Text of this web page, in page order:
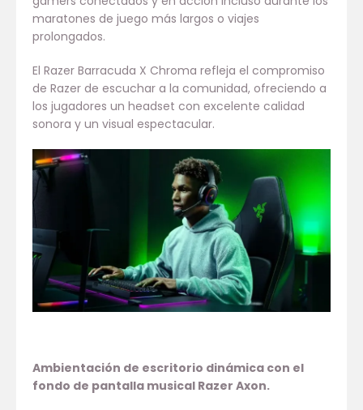
maratones de juego más largos o viajes
prolongados.
El Razer Barracuda X Chroma refleja el compromiso
de Razer de escuchar a la comunidad, ofreciendo a
los jugadores un headset con excelente calidad
sonora y un visual espectacular.
Ambientación de escritorio dinámica con el
fondo de pantalla musical Razer Axon.